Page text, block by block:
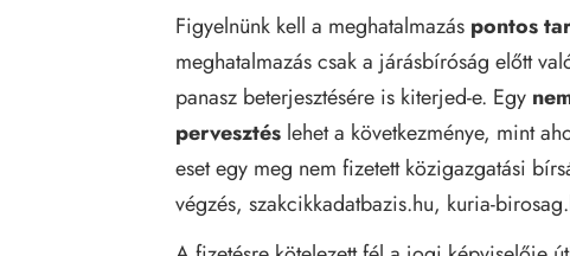
Figyelnünk kell a meghatalmazás pontos
meghatalmazás csak a járásbíróság előtt
panasz beterjesztésére is kiterjed-e. Egy
pervesztés lehet a következménye, mint
eset egy meg nem fizetett közigazgatási
végzés, szakcikkadatbazis.hu, kuria-